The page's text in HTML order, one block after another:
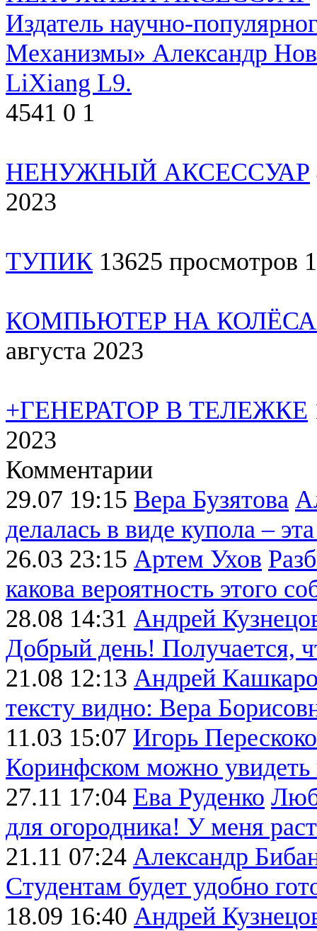
Издатель научно-
Механизмы» Александр
LiXiang L9.
4541 0 1
НЕНУЖНЫЙ АКСЕССУАР
2023
ТУПИК 13625 просмотров
КОМПЬЮТЕР НА
августа 2023
+ГЕНЕРАТОР В ТЕЛЕЖКЕ
2023
Комментарии
29.07 19:15 Вера Бузятова
делалась в виде купола –
26.03 23:15 Артем Ухов
какова вероятность этого
28.08 14:31 Андрей
Добрый день! Получается,
21.08 12:13 Андрей
тексту видно: Вера
11.03 15:07 Игорь
Коринфском можно увидеть
27.11 17:04 Ева Руденко
для огородника! У меня
21.11 07:24 Александр
Студентам будет удобно
18.09 16:40 Андрей